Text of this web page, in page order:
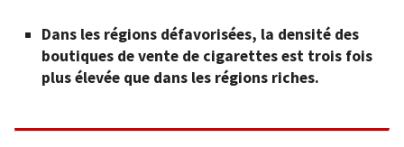
Dans les régions défavorisées, la densité des
boutiques de vente de cigarettes est trois fois
plus élevée que dans les régions riches.